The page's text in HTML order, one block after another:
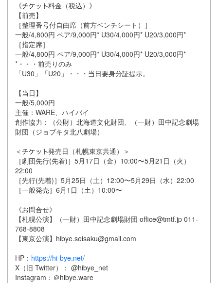
《
料金（税込）》
【前売】
［整理番号付自由席（前方ベンチシート）］
一般/4,800円 ペア/9,000円* U30/4,000円* U20/3,000円*
［指定席］
一般/4,800円 ペア/9,000円* U30/4,000円* U20/3,000円*
*・・・前売りのみ
「U30」「U20」・・・当日要身分証提示。
【当日】
一般/5,000円
主催：WARE、ハイバイ
創作協力：（公財）北海道文化財団、（一財）田中記念劇場
財団（ジョブキタ北八劇場）
＜
発売日（札幌東京共通）＞
［劇団先行(先着)］5月17日（金）10:00〜5月21日（火）
22:00
［先行(先着)］5月25日（土）12:00〜5月29日（水）22:00
［一般発売］6月1日（土）10:00〜
《お問合せ》
【札幌公演】（一財）田中記念劇場財団 office@tmtf.jp 011-
768-8808
【東京公演】hibye.seisaku@gmail.com
HP： https://hi-bye.net/
X（旧 Twitter）： @hibye_net
Instagram：＠hibye.ware